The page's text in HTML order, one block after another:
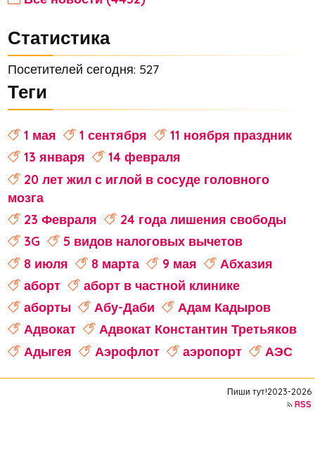
Статистика
Посетителей сегодня: 527
Теги
1 мая 1 сентября
11 ноября праздник
13 января
14 февраля
20 лет жил с иглой в сосуде головного
мозга
23 Февраля
24 года лишения свободы
3G
5 видов налоговых вычетов
8 июля
8 марта 9 мая
Абхазия
аборт
аборт в частной клинике
аборты
Абу-Даби
Адам Кадыров
Адвокат
Адвокат Константин Третьяков
Адыгея
Аэрофлот аэропорт
АЭС
Пиши тут!2023-2026
RSS